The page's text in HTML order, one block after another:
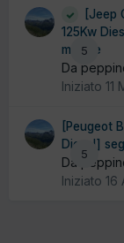
5
[Jeep
125Kw
motore
Da
Iniziato 11
5
[Peugeot
Diesel]
Da
Iniziato 16